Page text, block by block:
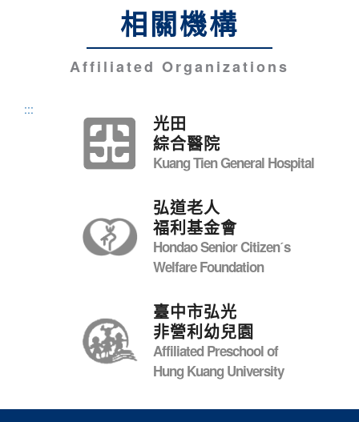
相關機構
Affiliated Organizations
:::
光田
綜合醫院
Kuang Tien General Hospital
弘道老人
福利基金會
Hondao Senior Citizenˊs
Welfare Foundation
臺中市弘光
非營利幼兒園
Affiliated Preschool of
Hung Kuang University